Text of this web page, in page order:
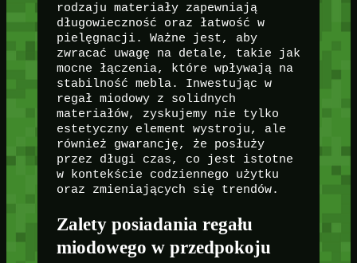
rodzaju materiały zapewniają
długowieczność oraz łatwość w
pielęgnacji. Ważne jest, aby
zwracać uwagę na detale, takie jak
mocne łączenia, które wpływają na
stabilność mebla. Inwestując w
regał miodowy z solidnych
materiałów, zyskujemy nie tylko
estetyczny element wystroju, ale
również gwarancję, że posłuży
przez długi czas, co jest istotne
w kontekście codziennego użytku
oraz zmieniających się trendów.
Zalety posiadania regału
miodowego w przedpokoju